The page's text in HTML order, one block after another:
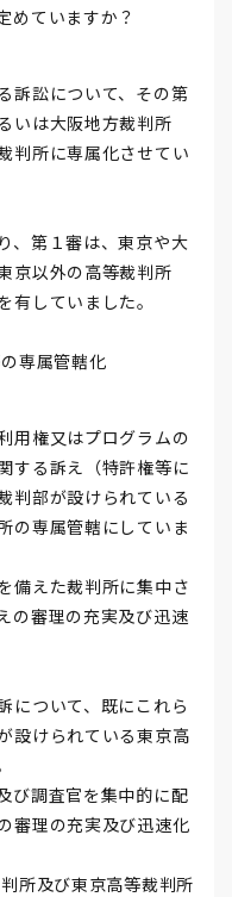
めていますか？
訴訟について、その第
いは大阪地方裁判所
判所に専属化させてい
、第１審は、東京や大
京以外の高等裁判所
有していました。
専属管轄化
用権又はプログラムの
する訴え（特許権等に
判部が設けられている
の専属管轄にしていま
備えた裁判所に集中さ
の審理の充実及び迅速
について、既にこれら
設けられている東京高
び調査官を集中的に配
審理の充実及び迅速化
所及び東京高等裁判所